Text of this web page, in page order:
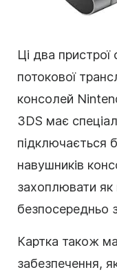
Ці два пристрої
потокової
консолей
3DS має
підключається
навушників
захоплювати як
безпосередньо
Картка також
забезпечення,